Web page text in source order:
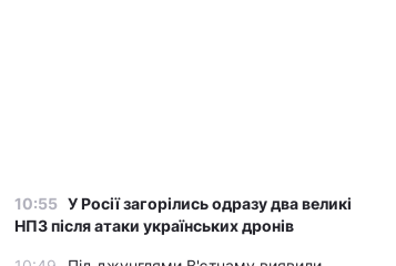
10:55 У Росії загорілись одразу два великі
НПЗ після атаки українських дронів